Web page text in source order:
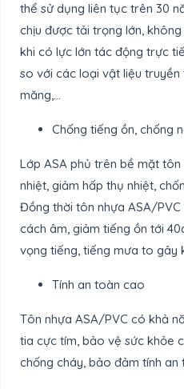
thể sử dụng liên tục trên 30
chịu được tải trọng lớn,
khi có lực lớn tác động trực
so với các loại vật liệu truyền
măng,…
Chống tiếng ồn, chống
Lớp ASA phủ trên bề mặt
nhiệt, giảm hấp thụ nhiệt,
Đồng thời tôn nhựa ASA/
cách âm, giảm tiếng ồn tới
vọng tiếng, tiếng mưa to gây
Tính an toàn cao
Tôn nhựa ASA/PVC có khả
tia cực tím, bảo vệ sức khỏe
chống cháy, bảo đảm tính